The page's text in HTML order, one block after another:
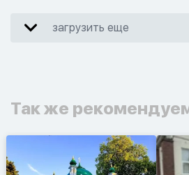
загрузить еще
Так же